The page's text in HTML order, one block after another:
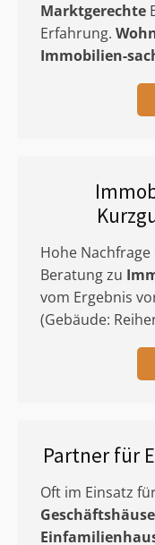
Marktgerechte
Erfahrung.
Immobilien-
Hohe Nachfrage
Beratung zu
vom Ergebnis
(Gebäude:
Partner für
Oft im Einsatz